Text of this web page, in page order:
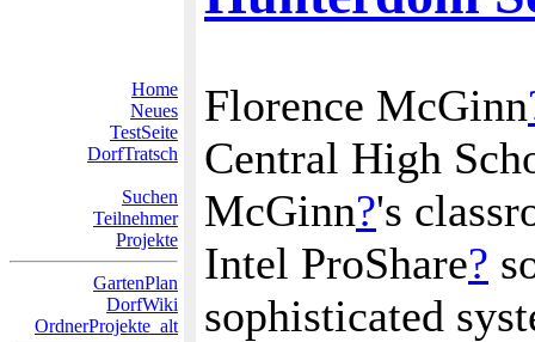
Home
Neues
TestSeite
DorfTratsch
Suchen
Teilnehmer
Projekte
GartenPlan
DorfWiki
OrdnerProjekte_alt
Florence McGinn
Central High
McGinn?'s
Intel ProShare?
sophisticated